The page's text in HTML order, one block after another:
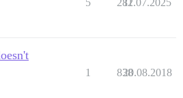
5 282
11.07.2025
1 838
20.08.2018